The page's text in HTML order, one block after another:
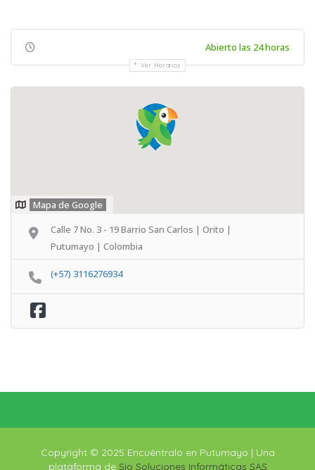
Abierto las 24 horas
Ver Horarios
Mapa de Google
Calle 7 No. 3 - 19 Barrio San Carlos | Orito |
Putumayo | Colombia
(+57) 3116276934
Copyright © 2025 Encuéntralo en Putumayo | Una
plataforma de Sio Soluciones Informáticas SAS